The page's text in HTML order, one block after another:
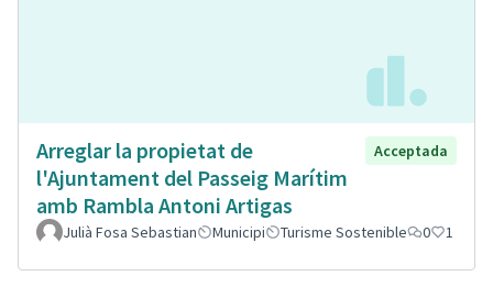
Arreglar la propietat de
l'Ajuntament del Passeig Marítim
amb Rambla Antoni Artigas
Acceptada
Julià Fosa Sebastian Municipi Turisme Sostenible 0 1